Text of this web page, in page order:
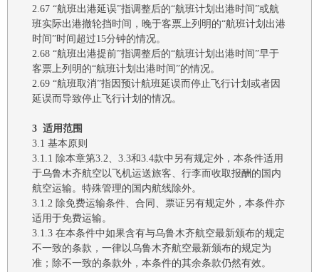
2.67 “航班出港延误”指调整后的“航班计划 出港时间”或航
班实际出港撤轮挡时间 ， 晚于客票上列明的“航班计划 出港
时间”时间超过15分钟的情况。
2.68 “航班出港提前”指调整后的“航班计划 出港时间”早于
客票上列明的“航班计划 出港时间”的情况。
2.69 “航班取消”指因预计航班延误而停止飞行计划或者因
延误而导致停止飞行计划的情况。
3 适用范围
3.1 基本原则
3.1.1 除本章第3.2、3.3和3.4款中另有规定外，本条件适用
于乌鲁木齐航空以飞机运送旅客、行李而收取报酬的国内
航空运输。 特殊管理的国内航线除外。
3.1.2 除免费运输条件、合同、票证另有规定外，本条件亦
适用于免费运输。
3.1.3 在本条件中如果含有与乌鲁木齐航空最新颁布的规定
不一致的条款，一律以乌鲁木齐航空最新颁布的规定为
准；除不一致的条款外，本条件的其余条款仍然有效。